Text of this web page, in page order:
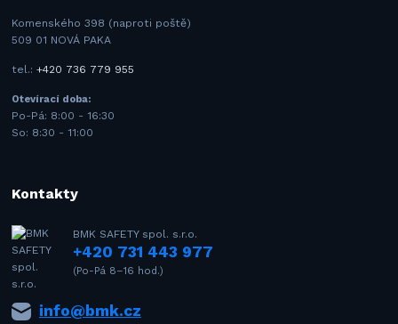
Komenského 398 (naproti poště)
509 01 NOVÁ PAKA
tel.:+420 736 779 955
Otevírací doba:
Po-Pá: 8:00 - 16:30
So: 8:30 - 11:00
Kontakty
BMK SAFETY spol. s.r.o.
+420 731 443 977
(Po-Pá 8–16 hod.)
info@bmk.cz